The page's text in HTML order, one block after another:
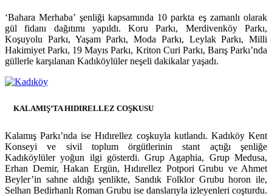
‘Bahara Merhaba’ şenliği kapsamında 10 parkta eş zamanlı olarak
gül fidanı dağıtımı yapıldı. Koru Parkı, Merdivenköy Parkı,
Koşuyolu Parkı, Yaşam Parkı, Moda Parkı, Leylak Parkı, Milli
Hakimiyet Parkı, 19 Mayıs Parkı, Kriton Curi Parkı, Barış Parkı’nda
güllerle karşılanan Kadıköylüler neşeli dakikalar yaşadı.
KALAMIŞ’TA HIDIRELLEZ COŞKUSU
Kalamış Parkı’nda ise Hıdırellez coşkuyla kutlandı. Kadıköy Kent
Konseyi ve sivil toplum örgütlerinin stant açtığı şenliğe
Kadıköylüler yoğun ilgi gösterdi. Grup Agaphia, Grup Medusa,
Erhan Demir, Hakan Ergün, Hıdırellez Potpori Grubu ve Ahmet
Beyler’in sahne aldığı şenlikte, Sandık Folklor Grubu horon ile,
Selhan Bedirhanlı Roman Grubu ise danslarıyla izleyenleri coşturdu.